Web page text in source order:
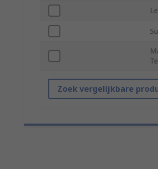
Zoek vergelijkbare